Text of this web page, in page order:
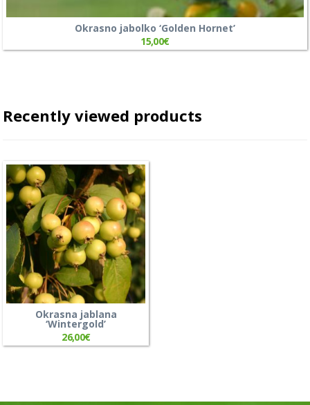
Okrasno jabolko ‘Golden Hornet’
15,00€
Recently viewed products
Okrasna jablana
‘Wintergold’
26,00€